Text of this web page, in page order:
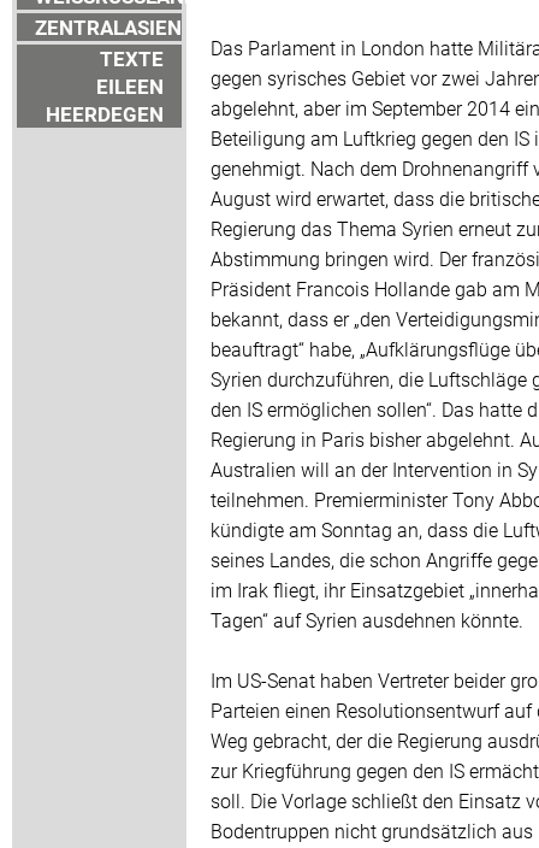
ZENTRALASIEN
TEXTE
EILEEN
HEERDEGEN
Das Parlament in London hatte
gegen syrisches Gebiet vor zwei
abgelehnt, aber im September 2014
Beteiligung am Luftkrieg gegen den IS
genehmigt. Nach dem Drohnenangriff
August wird erwartet, dass die
Regierung das Thema Syrien erneut
Abstimmung bringen wird. Der
Präsident Francois Hollande gab am
bekannt, dass er „den
beauftragt“ habe, „Aufklärungsflüge
Syrien durchzuführen, die Luftschläge
den IS ermöglichen sollen“. Das hatte
Regierung in Paris bisher abgelehnt.
Australien will an der Intervention in
teilnehmen. Premierminister Tony
kündigte am Sonntag an, dass die
seines Landes, die schon Angriffe
im Irak fliegt, ihr Einsatzgebiet
Tagen“ auf Syrien ausdehnen könnte.
Im US-Senat haben Vertreter beider
Parteien einen Resolutionsentwurf auf
Weg gebracht, der die Regierung
zur Kriegführung gegen den IS
soll. Die Vorlage schließt den Einsatz
Bodentruppen nicht grundsätzlich aus